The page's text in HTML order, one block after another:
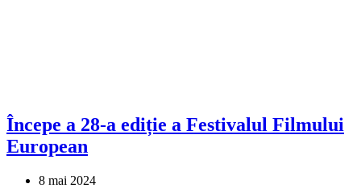
Începe a 28-a ediție a Festivalul Filmului
European
8 mai 2024